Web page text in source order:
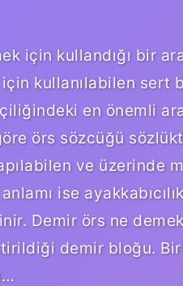
için kullandığı bir
kullanılabilen sert
en önemli
örs sözcüğü
ve üzerinde
ise
Demir örs ne
demir bloğu.